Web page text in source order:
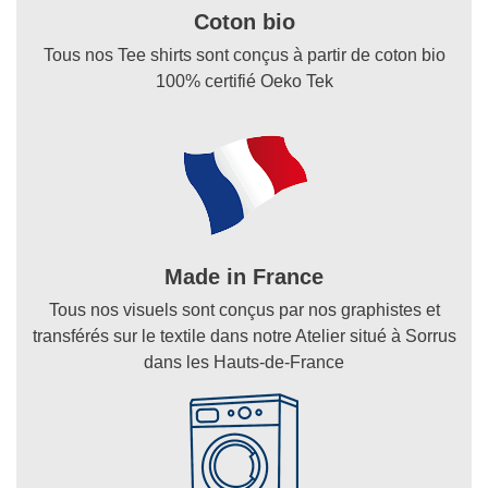
Coton bio
Tous nos Tee shirts sont conçus à partir de coton bio
100% certifié Oeko Tek
Made in France
Tous nos visuels sont conçus par nos graphistes et
transférés sur le textile dans notre Atelier situé à Sorrus
dans les Hauts-de-France